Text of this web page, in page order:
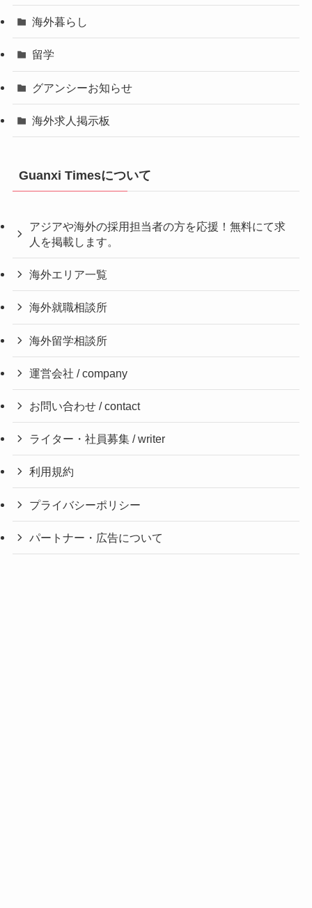
海外暮らし
留学
グアンシーお知らせ
海外求人掲示板
Guanxi Timesについて
アジアや海外の採用担当者の方を応援！無料にて求
人を掲載します。
海外エリア一覧
海外就職相談所
海外留学相談所
運営会社 / company
お問い合わせ / contact
ライター・社員募集 / writer
利用規約
プライバシーポリシー
パートナー・広告について